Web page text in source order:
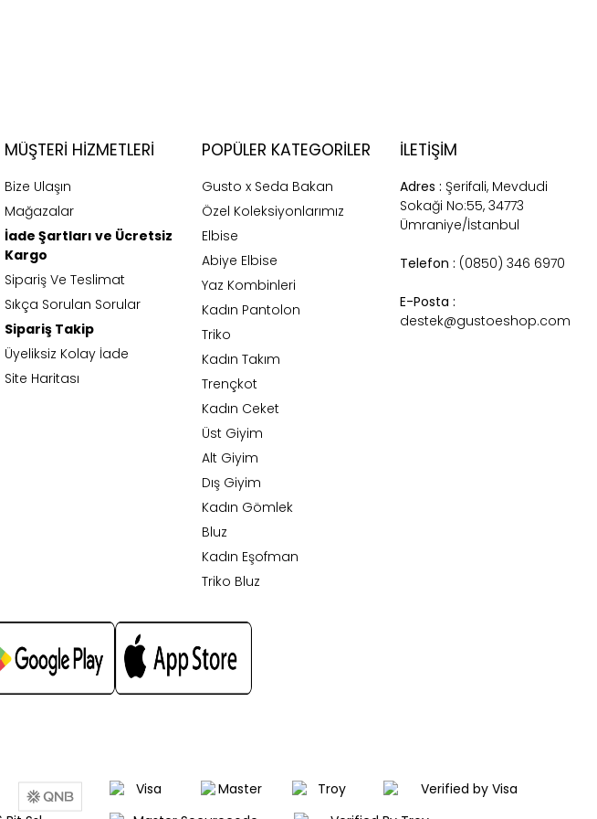
MÜŞTERI HIZMETLERI
Bize Ulaşın
Mağazalar
İade Şartları ve Ücretsiz
Kargo
Sipariş Ve Teslimat
Sıkça Sorulan Sorular
Sipariş Takip
Üyeliksiz Kolay İade
Site Haritası
POPÜLER KATEGORILER
Gusto x Seda Bakan
Özel Koleksiyonlarımız
Elbise
Abiye Elbise
Yaz Kombinleri
Kadın Pantolon
Triko
Kadın Takım
Trençkot
Kadın Ceket
Üst Giyim
Alt Giyim
Dış Giyim
Kadın Gömlek
Bluz
Kadın Eşofman
Triko Bluz
İLETİŞİM
Adres : Şerifali, Mevdudi
Sokaği No:55, 34773
Ümraniye/İstanbul
Telefon : (0850) 346 6970
E-Posta :
destek@gustoeshop.com